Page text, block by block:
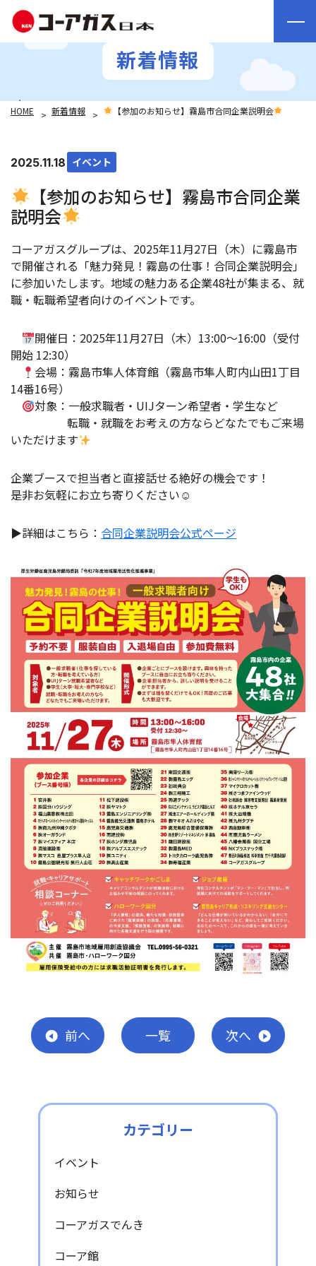
新着情報
HOME 新着情報 【参加のお知らせ】霧島市合同企業説明会
2025.11.18 イベント
【参加のお知らせ】霧島市合同企業
説明会
コーアガスグループは、2025年11月27日（木）に霧島市
で開催される「魅力発見！霧島の仕事！合同企業説明会」
に参加いたします。地域の魅力ある企業48社が集まる、就
職・転職希望者向けのイベントです。
開催日：2025年11月27日（木）13:00～16:00（受付
開始 12:30）
会場：霧島市隼人体育館（霧島市隼人町内山田1丁目
14番16号）
対象：一般求職者・UIJターン希望者・学生など
転職・就職をお考えの方ならどなたでもご来場
いただけます
企業ブースで担当者と直接話せる絶好の機会です！
是非お気軽にお立ち寄りください☺
▶詳細はこちら： 合同企業説明会公式ページ
前へ 一覧 次へ
カテゴリー
イベント
お知らせ
コーアガスでんき
コーア館